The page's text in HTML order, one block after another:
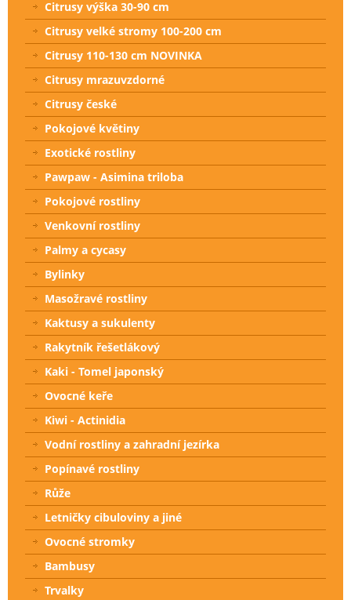
Citrusy výška 30-90 cm
Citrusy velké stromy 100-200 cm
Citrusy 110-130 cm NOVINKA
Citrusy mrazuvzdorné
Citrusy české
Pokojové květiny
Exotické rostliny
Pawpaw - Asimina triloba
Pokojové rostliny
Venkovní rostliny
Palmy a cycasy
Bylinky
Masožravé rostliny
Kaktusy a sukulenty
Rakytník řešetlákový
Kaki - Tomel japonský
Ovocné keře
Kiwi - Actinidia
Vodní rostliny a zahradní jezírka
Popínavé rostliny
Růže
Letničky cibuloviny a jiné
Ovocné stromky
Bambusy
Trvalky